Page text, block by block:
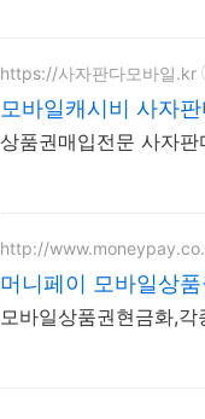
https://사자판다모바일.kr
모바일캐시비 사자
상품권매입전문 사자
http://
머니페이 모바일상
모바일상품권현금화,